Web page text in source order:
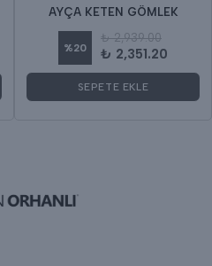
AYÇA KETEN GÖMLEK
%20
₺ 2,939.00
₺ 2,351.20
SEPETE EKLE